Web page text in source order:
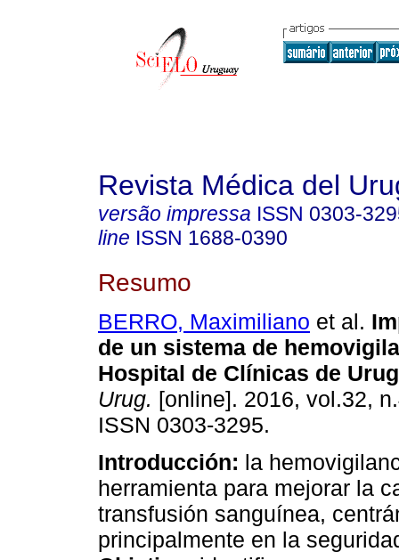
Revista Médica del
versão impressa ISSN 0303-
line ISSN 1688-0390
Resumo
BERRO, Maximiliano et al.
de un sistema de
Hospital de Clínicas de
Urug. [online]. 2016, vol.32,
ISSN 0303-3295.
Introducción: la
herramienta para mejorar la
transfusión sanguínea,
principalmente en la